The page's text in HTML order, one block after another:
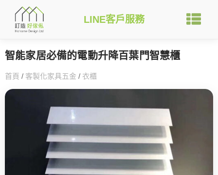
LINE客戶服務
智能家居必備的電動升降百葉門智慧櫃
首頁 / 客製化家具五金 / 衣櫃